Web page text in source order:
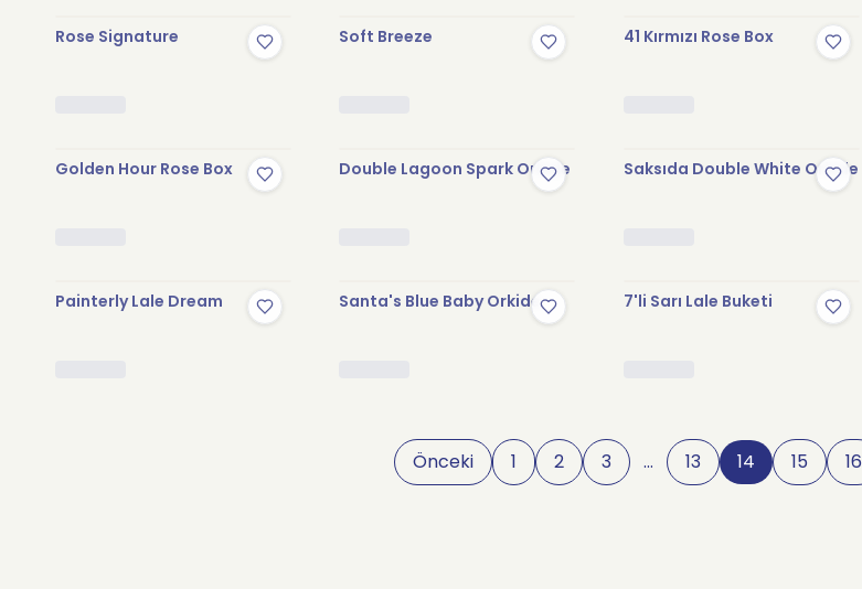
Rose Signature Soft Breeze 41 Kırmızı Rose Box
Golden Hour Rose Box Double Lagoon Spark Orkide Saksıda Double White Orkide
Painterly Lale Dream Santa's Blue Baby Orkide 7'li Sarı Lale Buketi
Önceki 1 2 3 … 13 14 15 16